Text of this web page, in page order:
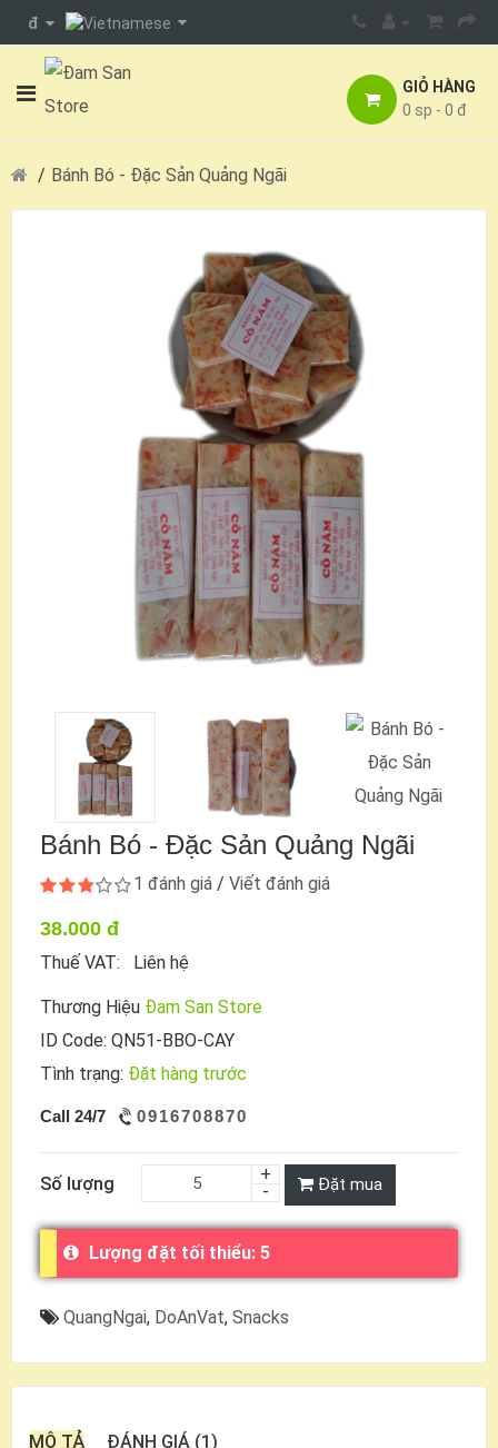
đ
GIỎ HÀNG
0 sp - 0 đ
Bánh Bó - Đặc Sản Quảng Ngãi
Bánh Bó - Đặc Sản Quảng Ngãi
1 đánh giá/ Viết đánh giá
38.000 đ
Thuế VAT: Liên hệ
Thương Hiệu Đam San Store
ID Code: QN51-BBO-CAY
Tình trạng: Đặt hàng trước
Call 24/7 0916708870
Số lượng Đặt mua
Lượng đặt tối thiểu: 5
QuangNgai, DoAnVat, Snacks
MÔ TẢ ĐÁNH GIÁ (1)